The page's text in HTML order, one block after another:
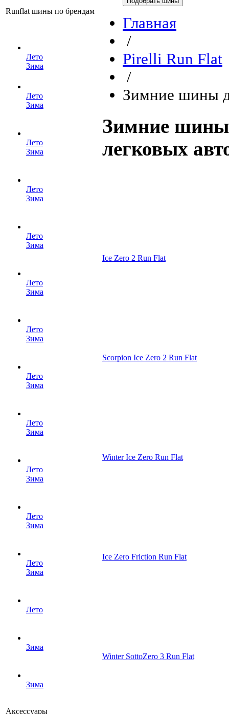
Runflat шины по брендам
Лето
Зима
Лето
Зима
Лето
Зима
Лето
Зима
Лето
Зима
Лето
Зима
Лето
Зима
Лето
Зима
Лето
Зима
Лето
Зима
Лето
Зима
Лето
Зима
Лето
Зима
Зима
Аксессуары
Главная
/
Pirelli Run Flat
/
Зимние шины
Зимние
легковых
Ice Zero 2 Run Flat
Scorpion Ice Zero 2 Run Flat
Winter Ice Zero Run Flat
Ice Zero Friction Run Flat
Winter SottoZero 3 Run Flat